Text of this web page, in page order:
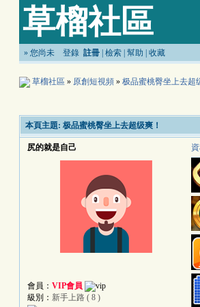
草榴社區
» 您尚未 登錄 註冊 檢索 幫助 收藏
草榴社區 » 原創短視頻 » 极品蜜桃臀坐上去超
本頁主題: 极品蜜桃臀坐上去超级爽！
尻的就是自己
會員： VIP會員
級別： 新手上路 ( 8 )